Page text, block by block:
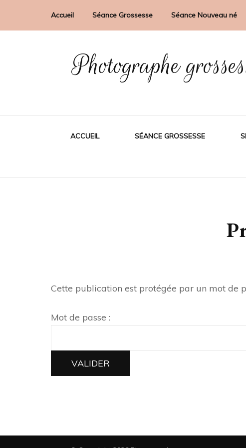
Accueil Séance Grossesse Séance Nouveau né
Photographe
ACCUEIL SÉANCE GROSSESSE
Cette publication est protégée par un mot de
Mot de passe :